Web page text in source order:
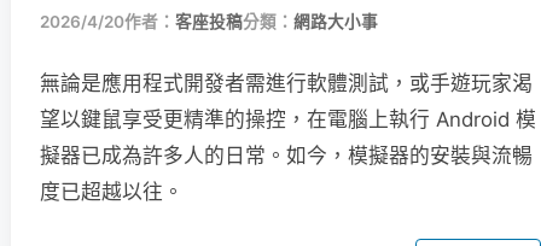
2026/4/20作者： 客座投稿分類： 網路大小事
無論是應用程式開發者需進行軟體測試，或手遊玩家渴
望以鍵鼠享受更精準的操控，在電腦上執行 Android 模
擬器已成為許多人的日常。如今，模擬器的安裝與流暢
度已超越以往。